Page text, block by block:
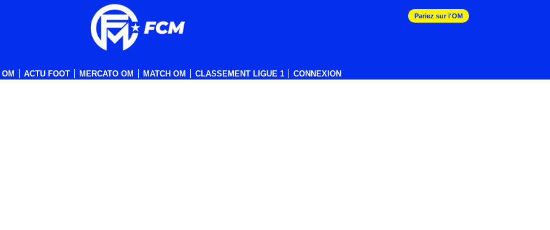
ACTU FOOT MERCATO OM MATCH OM CLASSEMENT LIGUE 1 CONNEXION
Pariez sur l'OM